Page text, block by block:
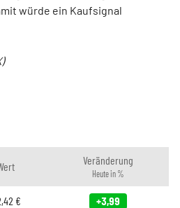
würde ein Kaufsignal
Veränderung
Heute in %
€ +3,99